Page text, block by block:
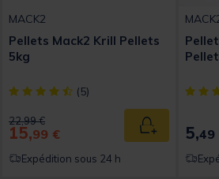
MACK2
Pellets Mack2 Krill Pellets
5kg
[object Object] out of 5 Customer
(5)
Price reduced from
22,99 €to
15,99 € Ajouter au
Expédition sous 24 h
5,49